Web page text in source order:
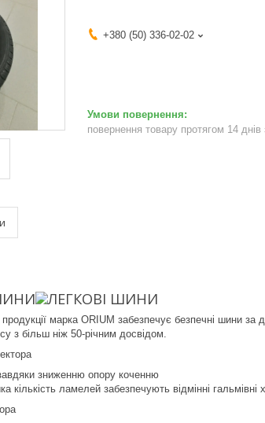
+380 (50) 336-02-02
повернення товару протягом 14 днів
ЛЕГКОВІ ШИНИ
продукції марка ORIUM забезпечує безпечні шини
з більш ніж 50-річним досвідом.
зниженню опору коченню
кількість ламелей забезпечують відмінні гальмівні